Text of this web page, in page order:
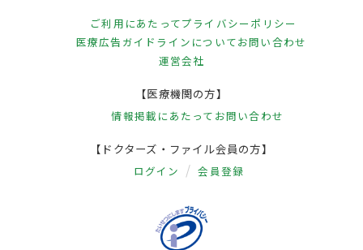
ご利用にあたってプライバシーポリシー
医療広告ガイドラインについてお問い合わせ
運営会社
【医療機関の方】
情報掲載にあたって お問い合わせ
【ドクターズ・ファイル会員の方】
ログイン 会員登録